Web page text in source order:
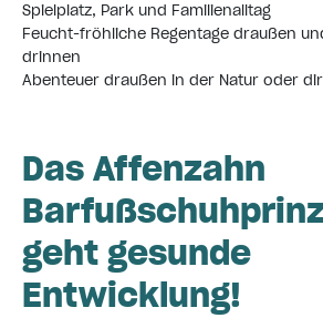
Spielplatz, Park und Familienalltag
Feucht-fröhliche Regentage draußen
drinnen
Abenteuer draußen in der Natur oder
Das Affenzahn
geht gesunde
Entwicklung!